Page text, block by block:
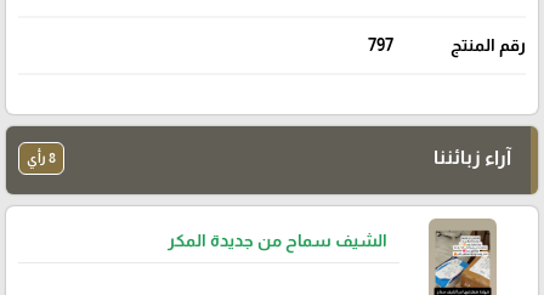
رقم المنتج 797
آراء زبائننا 8 رأي
الشيف سماح من جديدة المكر